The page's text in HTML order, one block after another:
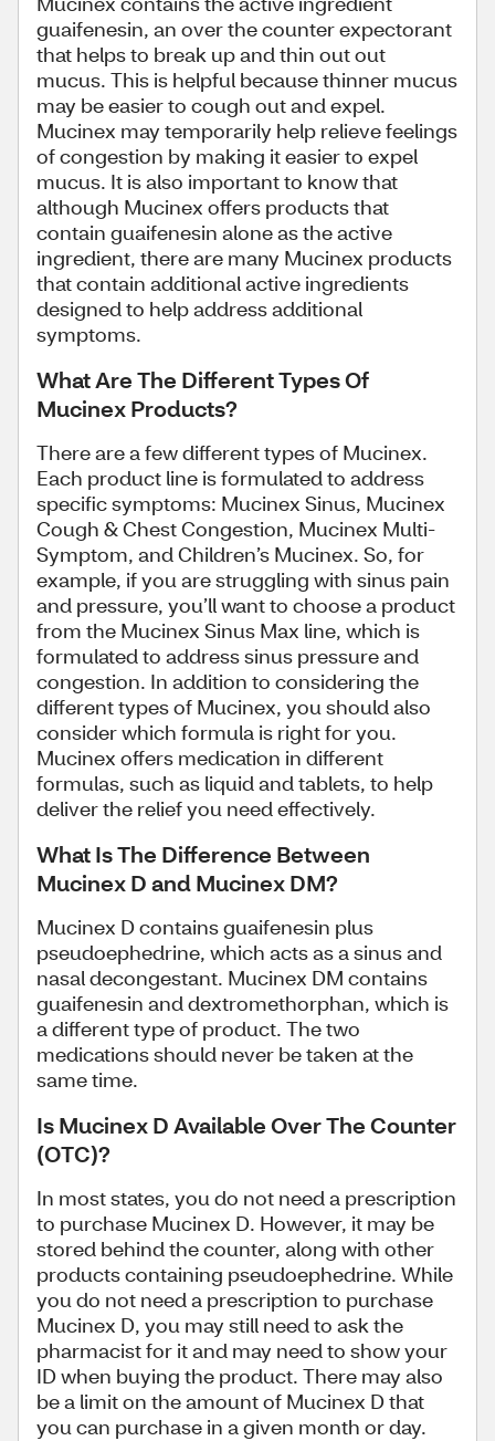
guaifenesin, an over the counter expectorant
that helps to break up and thin out out
mucus. This is helpful because thinner mucus
may be easier to cough out and expel.
Mucinex may temporarily help relieve feelings
of congestion by making it easier to expel
mucus. It is also important to know that
although Mucinex offers products that
contain guaifenesin alone as the active
ingredient, there are many Mucinex products
that contain additional active ingredients
designed to help address additional
symptoms.
What Are The Different Types Of
Mucinex Products?
There are a few different types of Mucinex.
Each product line is formulated to address
specific symptoms: Mucinex Sinus, Mucinex
Cough & Chest Congestion, Mucinex Multi-
Symptom, and Children’s Mucinex. So, for
example, if you are struggling with sinus pain
and pressure, you’ll want to choose a product
from the Mucinex Sinus Max line, which is
formulated to address sinus pressure and
congestion. In addition to considering the
different types of Mucinex, you should also
consider which formula is right for you.
Mucinex offers medication in different
formulas, such as liquid and tablets, to help
deliver the relief you need effectively.
What Is The Difference Between
Mucinex D and Mucinex DM?
Mucinex D contains guaifenesin plus
pseudoephedrine, which acts as a sinus and
nasal decongestant. Mucinex DM contains
guaifenesin and dextromethorphan, which is
a different type of product. The two
medications should never be taken at the
same time.
Is Mucinex D Available Over The Counter
(OTC)?
In most states, you do not need a prescription
to purchase Mucinex D. However, it may be
stored behind the counter, along with other
products containing pseudoephedrine. While
you do not need a prescription to purchase
Mucinex D, you may still need to ask the
pharmacist for it and may need to show your
ID when buying the product. There may also
be a limit on the amount of Mucinex D that
you can purchase in a given month or day.